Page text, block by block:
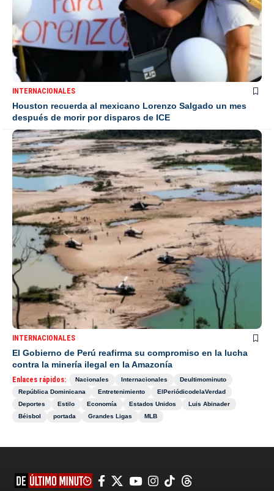
INTERNACIONALES
Houston recuerda al mexicano Lorenzo Salgado un mes
después de morir por disparos de ICE
INTERNACIONALES
El Gobierno de Perú reafirma su compromiso en la lucha
contra la minería ilegal en la Amazonía
Enlaces rápidos: Nacionales Internacionales
Deultimominuto
República Dominicana
Entretenimiento
ElPeriódicodelaVerdad
Deportes
Estilo Economía Estados Unidos
Luis Abinader
Béisbol
portada Grandes Ligas MLB